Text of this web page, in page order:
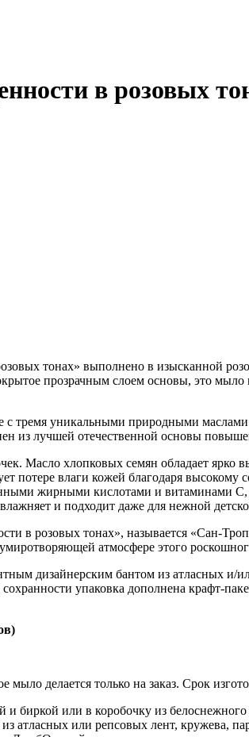
в розовых
тонах» выполнено в изысканной
прозрачным слоем основы, это мыло
с тремя уникальными природными
из лучшей отечественной основы
Масло хлопковых семян обладает
потере влаги кожей благодаря
жирными кислотами и витаминами C,
и подходит даже для нежной
в розовых тонах», называется «Сан-
атмосфере этого
дизайнерским бантом из атласных и/
упаковка дополнена крафт-
делается только на заказ. Срок
биркой или в коробочку из
атласных или репсовых лент, кружева,